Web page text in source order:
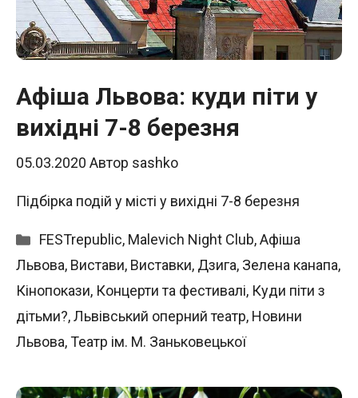
Афіша Львова: куди піти у
вихідні 7-8 березня
05.03.2020 Автор sashko
Підбірка подій у місті у вихідні 7-8 березня
Категорії
FESTrepublic, Malevich Night Club,Афіша
Львова, Вистави, Виставки, Дзига, Зелена канапа,
Кінопокази, Концерти та фестивалі, Куди піти з
дітьми?,Львівський оперний театр, Новини
Львова,Театр ім. М. Заньковецької